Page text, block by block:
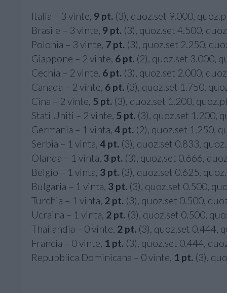
Italia – 3 vinte, 9 pt. (3), quoz.set 9.000,
Brasile – 3 vinte, 9 pt. (3), quoz.set 4.500,
Polonia – 3 vinte, 7 pt. (3), quoz.set 2.250,
Giappone – 2 vinte, 6 pt. (2), quoz.set 3.000,
Cechia – 2 vinte, 6 pt. (3), quoz.set 2.000,
Canada – 2 vinte, 6 pt. (3), quoz.set 1.750,
Cina – 2 vinte, 5 pt. (3), quoz.set 1.200,
Stati Uniti – 2 vinte, 5 pt. (3), quoz.set 1.200,
Germania – 1 vinta, 4 pt. (2), quoz.set 1.250,
Serbia – 1 vinta, 4 pt. (3), quoz.set 0.833,
Olanda – 1 vinta, 3 pt. (3), quoz.set 0.666,
Belgio – 1 vinta, 3 pt. (3), quoz.set 0.625,
Bulgaria – 1 vinta, 3 pt. (3), quoz.set 0.500,
Turchia – 1 vinta, 2 pt. (3), quoz.set 0.500,
Ucraina – 1 vinta, 2 pt. (3), quoz.set 0.500,
Thailandia – 0 vinte, 2 pt. (3), quoz.set 0.444,
Francia – 0 vinte, 1 pt. (3), quoz.set 0.444,
Repubblica Dominicana – 0 vinte, 1 pt. (3),